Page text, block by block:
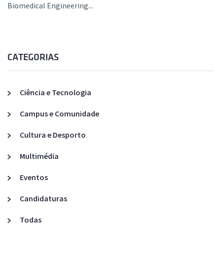
Biomedical Engineering...
CATEGORIAS
Ciência e Tecnologia
Campus e Comunidade
Cultura e Desporto
Multimédia
Eventos
Candidaturas
Todas